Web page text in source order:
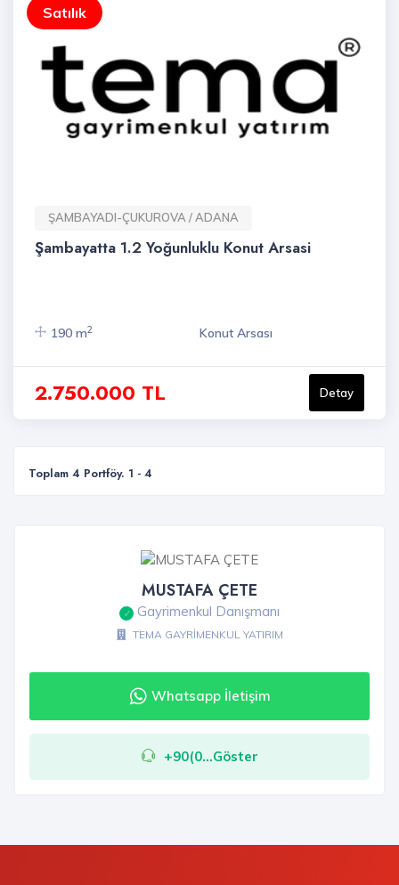
Satılık
ŞAMBAYADI-ÇUKUROVA / ADANA
Şambayatta 1.2 Yoğunluklu Konut Arsasi
190 m2 Konut Arsası
2.750.000 TL Detay
Toplam 4 Portföy. 1 - 4
MUSTAFA ÇETE
Gayrimenkul Danışmanı
TEMA GAYRİMENKUL YATIRIM
Whatsapp İletişim
+90(0...Göster